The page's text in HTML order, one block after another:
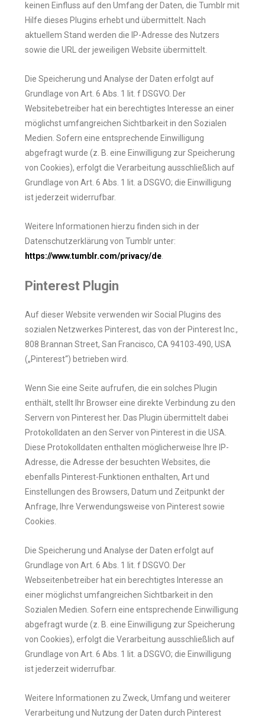
keinen Einfluss auf den Umfang der Daten, die Tumblr mit
Hilfe dieses Plugins erhebt und übermittelt. Nach
aktuellem Stand werden die IP-Adresse des Nutzers
sowie die URL der jeweiligen Website übermittelt.
Die Speicherung und Analyse der Daten erfolgt auf
Grundlage von Art. 6 Abs. 1 lit. f DSGVO. Der
Websitebetreiber hat ein berechtigtes Interesse an einer
möglichst umfangreichen Sichtbarkeit in den Sozialen
Medien. Sofern eine entsprechende Einwilligung
abgefragt wurde (z. B. eine Einwilligung zur Speicherung
von Cookies), erfolgt die Verarbeitung ausschließlich auf
Grundlage von Art. 6 Abs. 1 lit. a DSGVO; die Einwilligung
ist jederzeit widerrufbar.
Weitere Informationen hierzu finden sich in der
Datenschutzerklärung von Tumblr unter:
https://www.tumblr.com/privacy/de
Pinterest Plugin
Auf dieser Website verwenden wir Social Plugins des
sozialen Netzwerkes Pinterest, das von der Pinterest Inc.,
808 Brannan Street, San Francisco, CA 94103-490, USA
(„Pinterest“) betrieben wird.
Wenn Sie eine Seite aufrufen, die ein solches Plugin
enthält, stellt Ihr Browser eine direkte Verbindung zu den
Servern von Pinterest her. Das Plugin übermittelt dabei
Protokolldaten an den Server von Pinterest in die USA.
Diese Protokolldaten enthalten möglicherweise Ihre IP-
Adresse, die Adresse der besuchten Websites, die
ebenfalls Pinterest-Funktionen enthalten, Art und
Einstellungen des Browsers, Datum und Zeitpunkt der
Anfrage, Ihre Verwendungsweise von Pinterest sowie
Cookies.
Die Speicherung und Analyse der Daten erfolgt auf
Grundlage von Art. 6 Abs. 1 lit. f DSGVO. Der
Webseitenbetreiber hat ein berechtigtes Interesse an
einer möglichst umfangreichen Sichtbarkeit in den
Sozialen Medien. Sofern eine entsprechende Einwilligung
abgefragt wurde (z. B. eine Einwilligung zur Speicherung
von Cookies), erfolgt die Verarbeitung ausschließlich auf
Grundlage von Art. 6 Abs. 1 lit. a DSGVO; die Einwilligung
ist jederzeit widerrufbar.
Weitere Informationen zu Zweck, Umfang und weiterer
Verarbeitung und Nutzung der Daten durch Pinterest